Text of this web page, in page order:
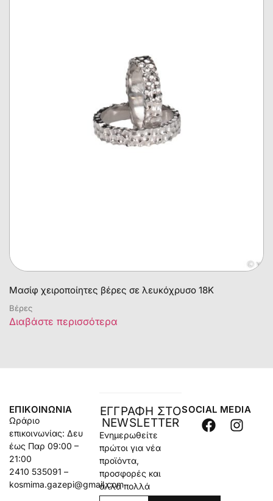
Μασίφ χειροποίητες βέρες σε λευκόχρυσο 18Κ
Βέρες
Διαβάστε περισσότερα
ΕΠΙΚΟΙΝΩΝΊΑ
Ωράριο
επικοινωνίας: Δευ
έως Παρ 09:00 –
21:00
2410 535091 –
kosmima.gazepi@gmail.com
ΕΓΓΡΑΦΗ ΣΤΟ
NEWSLETTER
Ενημερωθείτε
πρώτοι για νέα
προϊόντα,
προσφορές και
άλλα πολλά
SOCIAL MEDIA